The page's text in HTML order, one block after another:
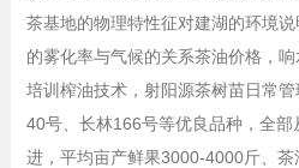
茶基地的物理特性征对建湖的环境
的雾化率与气候的关系茶油价格，
培训榨油技术，射阳源茶树苗日常
40号、长林166号等优良品种，全部
进，平均亩产鲜果3000-4000斤、